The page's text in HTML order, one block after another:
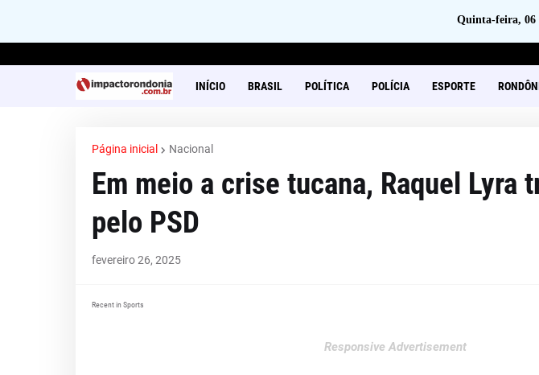
Quinta-feira, 06
INÍCIO BRASIL POLÍTICA POLÍCIA ESPORTE
Página inicial Nacional
Em meio a crise tucana, Raquel Lyra
pelo PSD
fevereiro 26, 2025
Recent in Sports
Responsive Advertisement